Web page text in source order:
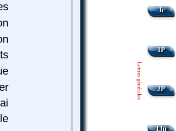
Jc
1P
2P
1Jn
Lettres générales